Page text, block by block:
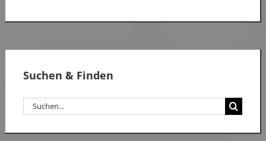
Suchen & Finden
Suche
nach: